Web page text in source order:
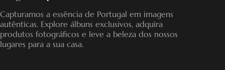
Capturamos a essência de Portugal em imagens
autênticas. Explore álbuns exclusivos, adquira
produtos fotográficos e leve a beleza dos nossos
lugares para a sua casa.